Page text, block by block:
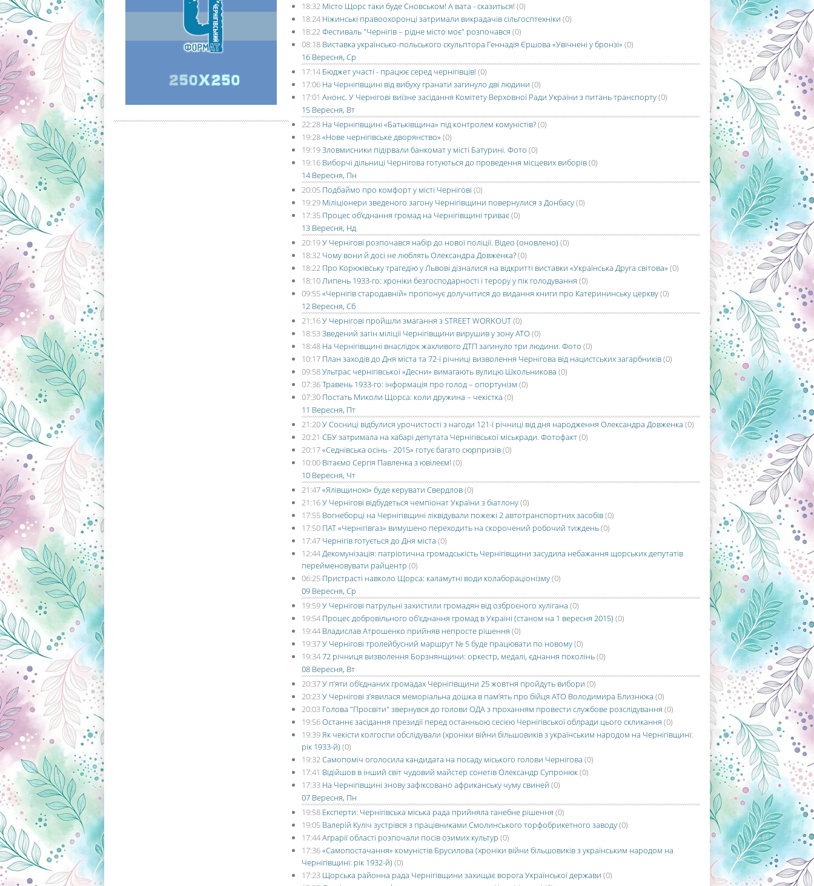
18:32 Місто Щорс таки буде Сновськом! А вата - сказиться! (0)
18:24 Ніжинські правоохоронці затримали викрадачів сільгосптехніки (0)
18:22Фестиваль "Чернігів – рідне місто моє" розпочався (0)
08:18 Виставка українсько-польського скульптора Геннадія Єршова «Увічнені у бронзі» (0)
16 Вересня, Ср
17:14 Бюджет участі - працює серед чернігівців! (0)
17:06 На Чернігівщині від вибуху гранати загинуло дві людини (0)
17:01 Анонс. У Чернігові виїзне засідання Комітету Верховної Ради України з питань транспорту(0)
15 Вересня, Вт
22:28 На Чернігівщині «Батьківщина» під контролем комуністів?(0)
19:28«Нове чернігівське дворянство» (0)
19:19Зловмисники підірвали банкомат у місті Батурині. Фото (0)
19:16 Виборчі дільниці Чернігова готуються до проведення місцевих виборів(0)
14 Вересня, Пн
20:05 Подбаймо про комфорт у місті Чернігові (0)
19:29 Міліціонери зведеного загону Чернігівщини повернулися з Донбасу(0)
17:35 Процес об’єднання громад на Чернігівщині триває(0)
13 Вересня, Нд
20:19У Чернігові розпочався набір до нової поліції. Відео (оновлено) (0)
18:32 Чому вони й досі не люблять Олександра Довженка?(0)
18:22 Про Корюківську трагедію у Львові дізналися на відкритті виставки «Українська Друга світова» (0)
18:10Липень 1933-го: хроніки безгосподарності і терору у пік голодування (0)
09:55«Чернігів стародавній» пропонує долучитися до видання книги про Катерининську церкву(0)
12 Вересня, Сб
21:16У Чернігові пройшли змагання з STREET WORKOUT(0)
18:53Зведений загін міліції Чернігівщини вирушив у зону АТО (0)
18:48 На Чернігівщині внаслідок жахливого ДТП загинуло три людини. Фото (0)
10:17 План заходів до Дня міста та 72-ї річниці визволення Чернігова від нацистських загарбників(0)
09:58Ультрас чернігівської «Десни» вимагають вулицю Школьникова (0)
07:36Травень 1933-го: інформація про голод – опортунізм (0)
07:30 Постать Миколи Щорса: коли дружина – чекістка (0)
11 Вересня, Пт
21:20У Сосниці відбулися урочистості з нагоди 121-ї річниці від дня народження Олександра Довженка (0)
20:21 СБУ затримала на хабарі депутата Чернігівської міськради. Фотофакт(0)
20:17«Седнівська осінь - 2015» готує багато сюрпризів(0)
10:00 Вітаємо Сергія Павленка з ювілеєм! (0)
10 Вересня, Чт
21:47«Ялівщиною» буде керувати Свердлов(0)
21:16У Чернігові відбудеться чемпіонат України з біатлону(0)
17:55 Вогнеборці на Чернігівщині ліквідували пожежі 2 автотранспортних засобів(0)
17:50 ПАТ «Чернігівгаз» вимушено переходить на скорочений робочий тиждень(0)
17:47 Чернігів готується до Дня міста (0)
12:44Декомунізація: патріотична громадськість Чернігівщини засудила небажання щорських депутатів
перейменовувати райцентр (0)
06:25 Пристрасті навколо Щорса: каламутні води колабораціонізму(0)
09 Вересня, Ср
19:59У Чернігові патрульні захистили громадян від озброєного хулігана (0)
19:54 Процес добровільного об'єднання громад в Україні (станом на 1 вересня 2015) (0)
19:44 Владислав Атрошенко прийняв непросте рішення (0)
19:37У Чернігові тролейбусний маршрут № 5 буде працювати по новому(0)
19:3472 річниця визволення Борзнянщини: оркестр, медалі, єднання поколінь(0)
08 Вересня, Вт
20:37У п’яти об’єднаних громадах Чернігівщини 25 жовтня пройдуть вибори (0)
20:23У Чернігові з’явилася меморіальна дошка в пам’ять про бійця АТО Володимира Близнюка (0)
20:03 Голова "Просвіти" звернувся до голови ОДА з проханням провести службове розслідування (0)
19:56Останнє засідання президії перед останньою сесією Чернігівської облради цього скликання (0)
19:39Як чекісти колгоспи обслідували (хроніки війни більшовиків з українським народом на Чернігівщині:
рік 1933-й) (0)
19:32Самопоміч оголосила кандидата на посаду міського голови Чернігова (0)
17:41 Відійшов в інший світ чудовий майстер сонетів Олександр Супронюк(0)
17:33 На Чернігівщині знову зафіксовано африканську чуму свиней (0)
07 Вересня, Пн
19:58 Експерти: Чернігівська міська рада прийняла ганебне рішення (0)
19:05 Валерій Куліч зустрівся з працівниками Смолинського торфобрикетного заводу(0)
17:44Аграрії області розпочали посів озимих культур (0)
17:36«Самопостачання» комуністів Брусилова (хроніки війни більшовиків з українським народом на
Чернігівщині: рік 1932-й) (0)
17:23 Щорська районна рада Чернігівщини захищає ворога Української держави (0)